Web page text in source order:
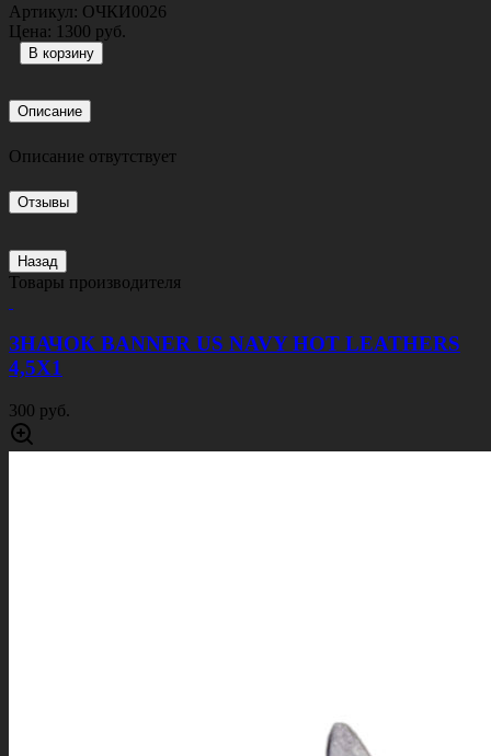
Артикул: ОЧКИ0026
Цена: 1300 руб.
Описание
Описание отвутствует
Отзывы
Назад
Товары производителя
ЗНАЧОК BANNER US NAVY HOT LEATHERS
4,5Х1
300 руб.